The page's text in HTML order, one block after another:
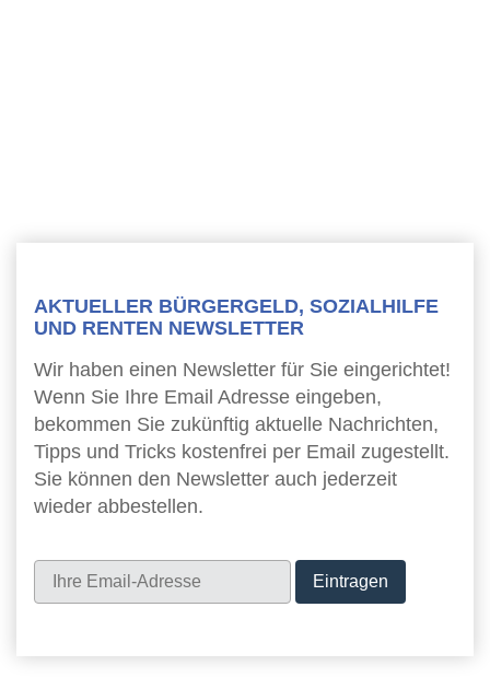
AKTUELLER BÜRGERGELD, SOZIALHILFE
UND RENTEN NEWSLETTER
Wir haben einen Newsletter für Sie eingerichtet!
Wenn Sie Ihre Email Adresse eingeben,
bekommen Sie zukünftig aktuelle Nachrichten,
Tipps und Tricks kostenfrei per Email zugestellt.
Sie können den Newsletter auch jederzeit
wieder abbestellen.